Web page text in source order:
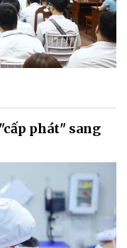
phát" sang